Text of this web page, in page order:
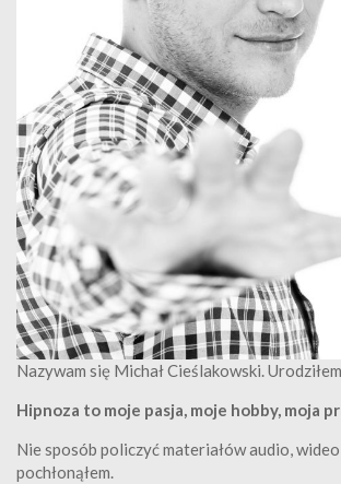
Nazywam się Michał Cieślakowski.
Hipnoza to moje pasja, moje hobby, moja
Nie sposób policzyć materiałów audio,
pochłonąłem.